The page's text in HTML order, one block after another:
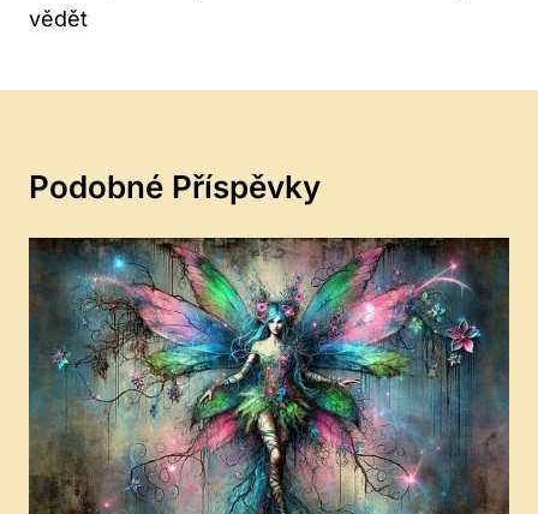
vědět
Podobné Příspěvky